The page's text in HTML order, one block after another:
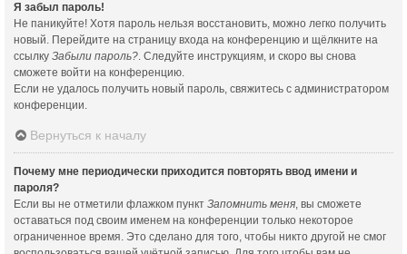
Я забыл пароль!
Не паникуйте! Хотя пароль нельзя восстановить, можно легко получить
новый. Перейдите на страницу входа на конференцию и щёлкните на
ссылку Забыли пароль?. Следуйте инструкциям, и скоро вы снова
сможете войти на конференцию.
Если не удалось получить новый пароль, свяжитесь с администратором
конференции.
Вернуться к началу
Почему мне периодически приходится повторять ввод имени и
пароля?
Если вы не отметили флажком пункт Запомнить меня, вы сможете
оставаться под своим именем на конференции только некоторое
ограниченное время. Это сделано для того, чтобы никто другой не смог